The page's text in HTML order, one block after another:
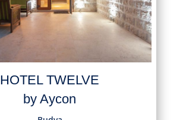
HOTEL TWELVE
by Aycon